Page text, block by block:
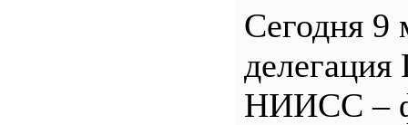
Сегодня 9
НИИСС –